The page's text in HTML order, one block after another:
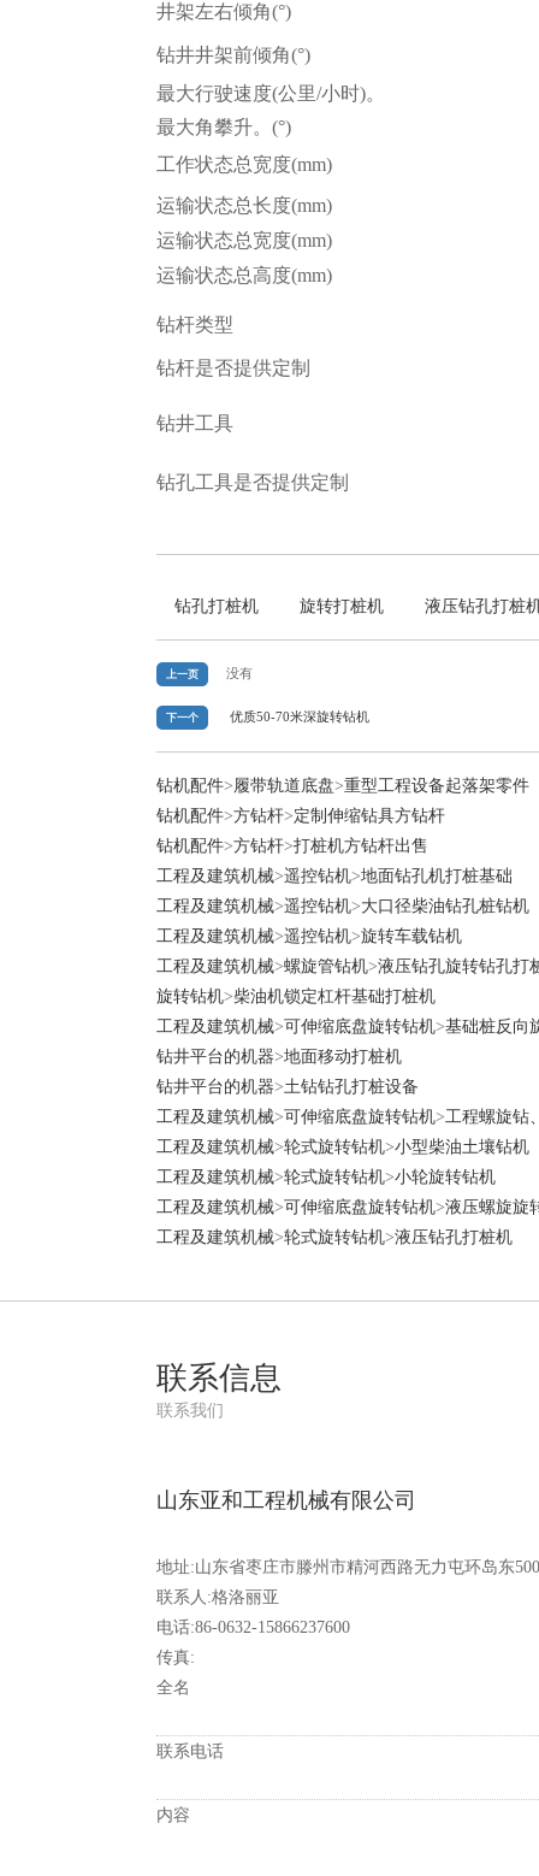
井架左右倾角(°)
钻井井架前倾角(°)
最大行驶速度(公里/小时)。
最大角攀升。(°)
工作状态总宽度(mm)
运输状态总长度(mm)
运输状态总宽度(mm)
运输状态总高度(mm)
钻杆类型
钻杆是否提供定制
钻井工具
钻孔工具是否提供定制
钻孔打桩机 旋转打桩机 液压钻孔打桩
上一页 没有
下一个 优质50-70米深旋转钻机
钻机配件>履带轨道底盘>重型工程设备起落架零件
钻机配件>方钻杆>定制伸缩钻具方钻杆
钻机配件>方钻杆>打桩机方钻杆出售
工程及建筑机械>遥控钻机>地面钻孔机打桩基础
工程及建筑机械>遥控钻机>大口径柴油钻孔桩钻机
工程及建筑机械>遥控钻机>旋转车载钻机
工程及建筑机械>螺旋管钻机>液压钻孔旋转钻孔打
旋转钻机>柴油机锁定杠杆基础打桩机
工程及建筑机械>可伸缩底盘旋转钻机>基础桩反向
钻井平台的机器>地面移动打桩机
钻井平台的机器>土钻钻孔打桩设备
工程及建筑机械>可伸缩底盘旋转钻机>工程螺旋钻
工程及建筑机械>轮式旋转钻机>小型柴油土壤钻机
工程及建筑机械>轮式旋转钻机>小轮旋转钻机
工程及建筑机械>可伸缩底盘旋转钻机>液压螺旋旋
工程及建筑机械>轮式旋转钻机>液压钻孔打桩机
联系信息
联系我们
山东亚和工程机械有限公司
地址:山东省枣庄市滕州市精河西路无力屯环岛东
联系人:格洛丽亚
电话:86-0632-15866237600
传真:
全名
联系电话
内容